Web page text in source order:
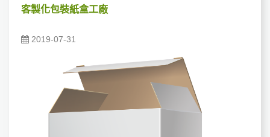
客製化包裝紙盒工廠
2019-07-31